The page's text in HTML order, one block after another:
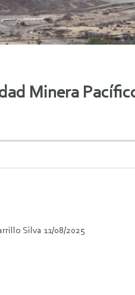
Minera
Silva 11/08/2025